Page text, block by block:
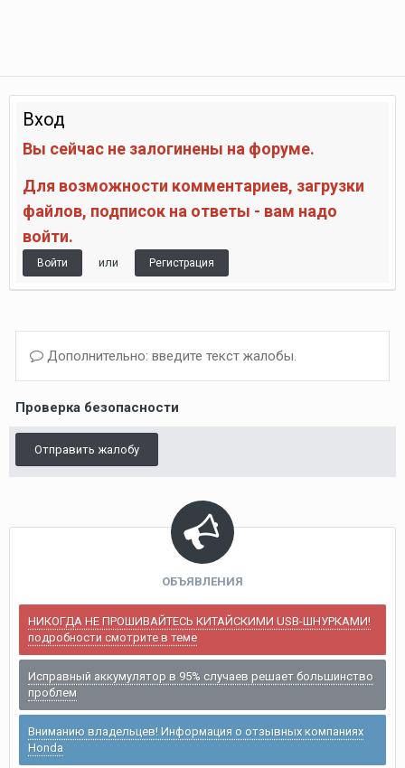
Вход
Вы сейчас не залогинены на форуме.
Для возможности комментариев, загрузки
файлов, подписок на ответы - вам надо
войти.
Войти или Регистрация
Дополнительно: введите текст жалобы.
Проверка безопасности
Отправить жалобу
ОБЪЯВЛЕНИЯ
НИКОГДА НЕ ПРОШИВАЙТЕСЬ КИТАЙСКИМИ USB-ШНУРКАМИ!
подробности смотрите в теме
Исправный аккумулятор в 95% случаев решает большинство
проблем
Вниманию владельцев! Информация о отзывных компаниях
Honda